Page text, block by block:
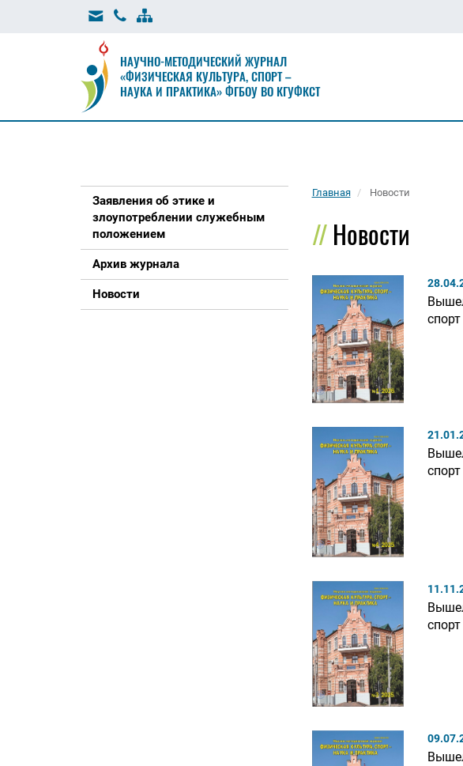
НАУЧНО-МЕТОДИЧЕСКИЙ ЖУРНАЛ
«ФИЗИЧЕСКАЯ КУЛЬТУРА, СПОРТ –
НАУКА И ПРАКТИКА» ФГБОУ ВО КГУФКСТ
Заявления об этике и
злоупотреблении служебным
положением
Архив журнала
Новости
Главная Новости
Новости